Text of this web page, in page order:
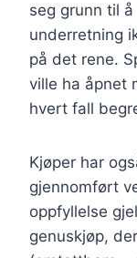
seg grunn til
underretning
på det rene.
ville ha åpnet
hvert fall
Kjøper har
gjennomført
oppfyllelse
genuskjøp,